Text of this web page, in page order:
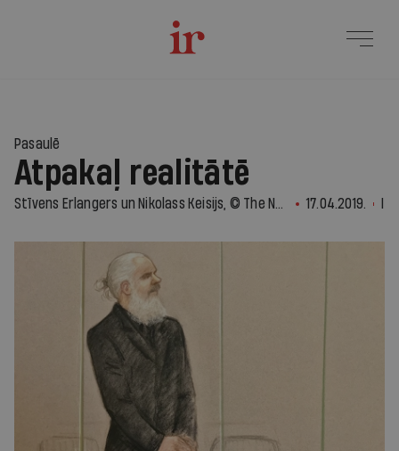
Pasaulē
Atpakaļ realitātē
Stīvens Erlangers un Nikolass Keisijs, © The New York Times News Service 17.04.2019.